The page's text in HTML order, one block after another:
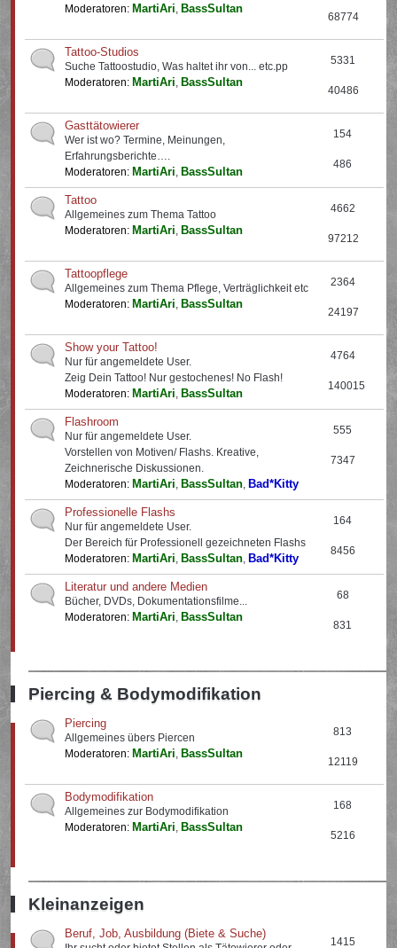
Moderatoren: MartiAri, BassSultan
68774
Tattoo-Studios
Suche Tattoostudio, Was haltet ihr von... etc.pp
Moderatoren: MartiAri, BassSultan
5331
40486
Gasttätowierer
Wer ist wo? Termine, Meinungen,
Erfahrungsberichte….
Moderatoren: MartiAri, BassSultan
154
486
Tattoo
Allgemeines zum Thema Tattoo
Moderatoren: MartiAri, BassSultan
4662
97212
Tattoopflege
Allgemeines zum Thema Pflege, Verträglichkeit etc
Moderatoren: MartiAri, BassSultan
2364
24197
Show your Tattoo!
Nur für angemeldete User.
Zeig Dein Tattoo! Nur gestochenes! No Flash!
Moderatoren: MartiAri, BassSultan
4764
140015
Flashroom
Nur für angemeldete User.
Vorstellen von Motiven/ Flashs. Kreative,
Zeichnerische Diskussionen.
Moderatoren: MartiAri, BassSultan, Bad*Kitty
555
7347
Professionelle Flashs
Nur für angemeldete User.
Der Bereich für Professionell gezeichneten Flashs
Moderatoren: MartiAri, BassSultan, Bad*Kitty
164
8456
Literatur und andere Medien
Bücher, DVDs, Dokumentationsfilme...
Moderatoren: MartiAri, BassSultan
68
831
Piercing & Bodymodifikation
Piercing
Allgemeines übers Piercen
Moderatoren: MartiAri, BassSultan
813
12119
Bodymodifikation
Allgemeines zur Bodymodifikation
Moderatoren: MartiAri, BassSultan
168
5216
Kleinanzeigen
Beruf, Job, Ausbildung (Biete & Suche)
1415